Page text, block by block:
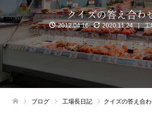
クイズの答え合わ
2012.04.16 2020.11.24 工
ブログ 工場長日記 クイズの答え合